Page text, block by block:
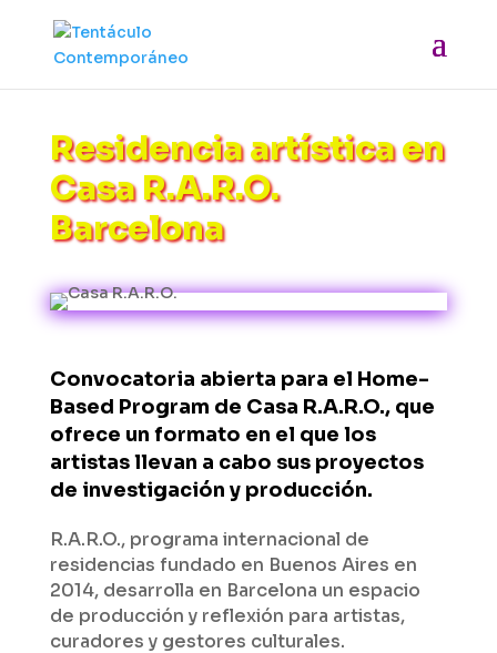
Residencia artística en
Casa R.A.R.O.
Barcelona
Convocatoria abierta para el Home-
Based Program de Casa R.A.R.O., que
ofrece un formato en el que los
artistas llevan a cabo sus proyectos
de investigación y producción.
R.A.R.O., programa internacional de
residencias fundado en Buenos Aires en
2014, desarrolla en Barcelona un espacio
de producción y reflexión para artistas,
curadores y gestores culturales.